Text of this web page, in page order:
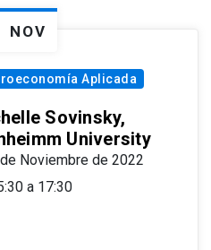
NOV
Aplicada
Sovinsky,
University
Noviembre de 2022
a 17:30